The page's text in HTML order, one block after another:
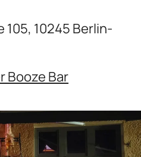
10245 Berlin-
Booze Bar